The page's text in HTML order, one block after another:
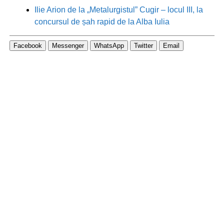
Ilie Arion de la „Metalurgistul” Cugir – locul III, la
concursul de șah rapid de la Alba Iulia
Facebook Messenger WhatsApp Twitter Email